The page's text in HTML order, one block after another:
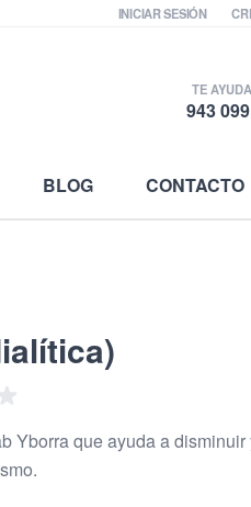
INICIAR SESIÓN
TE
943
BLOG CONTACTO
Yborra que ayuda a